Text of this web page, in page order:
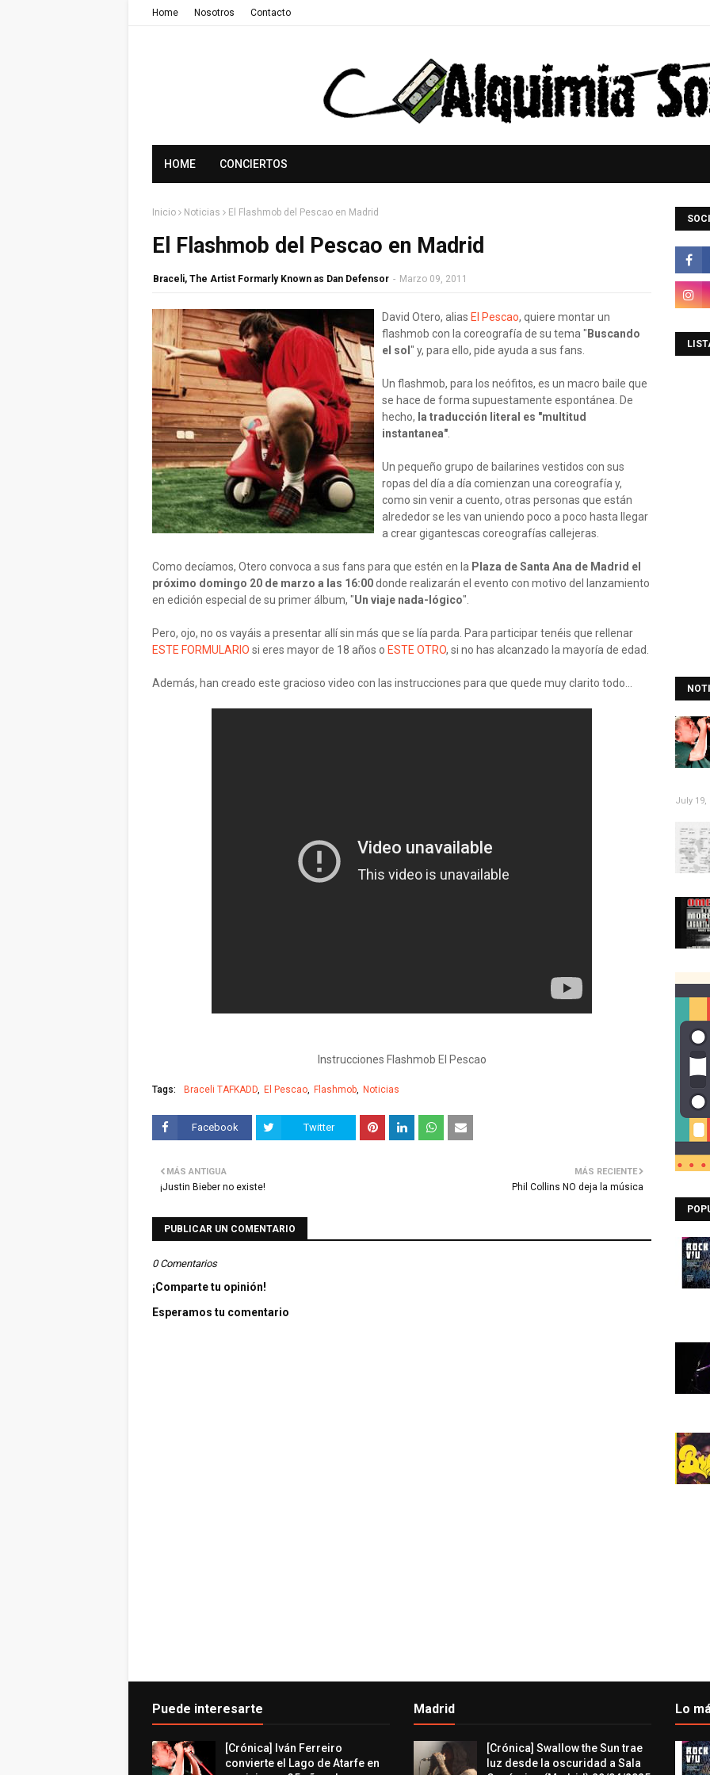
Home Nosotros Contacto
HOME CONCIERTOS
Inicio Noticias El Flashmob del Pescao en Madrid
El Flashmob del Pescao en Madrid
Braceli, The Artist Formarly Known as Dan Defensor - Marzo 09, 2011
David Otero, alias El Pescao, quiere montar un
flashmob con la coreografía de su tema " Buscando
el sol " y, para ello, pide ayuda a sus fans.
Un flashmob, para los neófitos, es un macro baile que
se hace de forma supuestamente espontánea. De
hecho, la traducción literal es "multitud
instantanea"
Un pequeño grupo de bailarines vestidos con sus
ropas del día a día comienzan una coreografía y,
como sin venir a cuento, otras personas que están
alrededor se les van uniendo poco a poco hasta llegar
a crear gigantescas coreografías callejeras.
Como decíamos, Otero convoca a sus fans para que estén en la Plaza de Santa Ana de Madrid el
próximo domingo 20 de marzo a las 16:00donde realizarán el evento con motivo del lanzamiento
en edición especial de su primer álbum, "Un viaje nada-lógico".
Pero, ojo, no os vayáis a presentar allí sin más que se lía parda. Para participar tenéis que rellenar
ESTE FORMULARIO si eres mayor de 18 años o ESTE OTRO, si no has alcanzado la mayoría de edad.
Además, han creado este gracioso video con las instrucciones para que quede muy clarito todo...
Instrucciones Flashmob El Pescao
Tags: Braceli TAFKADD El Pescao Flashmob Noticias
Facebook Twitter
MÁS RECIENTE
Phil Collins NO deja la música
MÁS ANTIGUA
¡Justin Bieber no existe!
PUBLICAR UN COMENTARIO
0 Comentarios
¡Comparte tu opinión!
Esperamos tu comentario
July 19,
Puede interesarte
[Crónica] Iván Ferreiro
convierte el Lago de Atarfe en
Madrid
[Crónica] Swallow the Sun trae
luz desde la oscuridad a Sala
Lo